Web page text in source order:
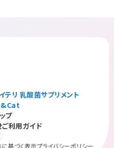
テリ 乳酸菌サプリメント
プ
ご利用ガイド
基づく表示プライバシーポリシー